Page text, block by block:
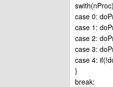
case 0:
case 1:
case 2:
case 3:
case 4:
}
break;